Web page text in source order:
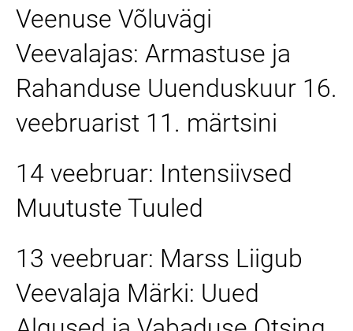
Veenuse Võluvägi
Veevalajas: Armastuse ja
Rahanduse Uuenduskuur 16.
veebruarist 11. märtsini
14 veebruar: Intensiivsed
Muutuste Tuuled
13 veebruar: Marss Liigub
Veevalaja Märki: Uued